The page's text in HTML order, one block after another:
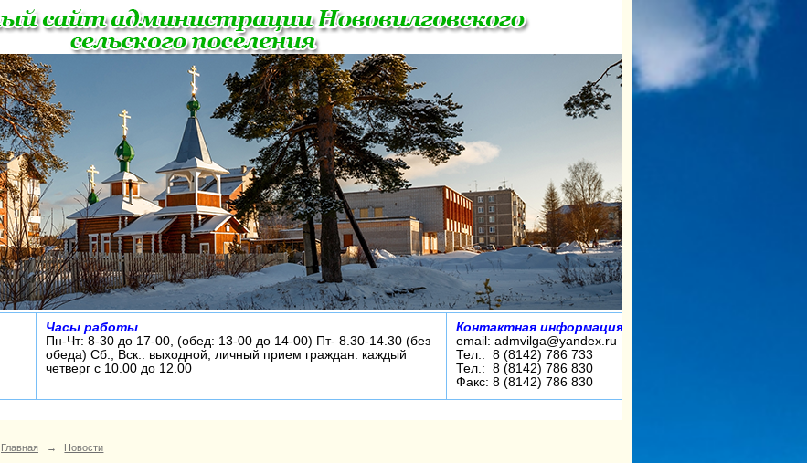
Часы работы
Пн-Чт: 8-30 до 17-00, (обед: 13-00 до 14-00) Пт- 8.30-14.30 (без
обеда) Сб., Вск.: выходной, личный прием граждан: каждый
четверг с 10.00 до 12.00
Контактная информация:
email: admvilga@yandex.ru
Тел.: 8 (8142) 786 733
Тел.: 8 (8142) 786 830
Факс: 8 (8142) 786 830
Главная → Новости